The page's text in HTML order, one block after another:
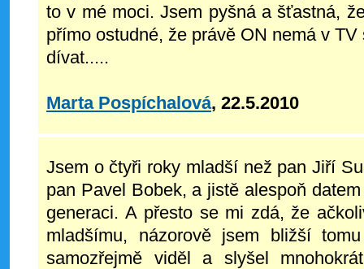
to v mé moci. Jsem pyšná a šťastná,
přímo ostudné, že právě ON nemá v
dívat.....
Marta Pospíchalová, 22.5.2010
Jsem o čtyři roky mladší než pan Jiří
pan Pavel Bobek, a jistě alespoň
generaci. A přesto se mi zdá, že
mladšímu, názorově jsem bližší
samozřejmě viděl a slyšel